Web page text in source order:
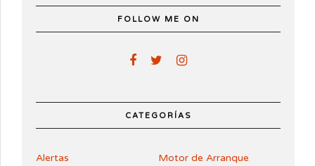
FOLLOW ME ON
CATEGORÍAS
Alertas Motor de Arranque